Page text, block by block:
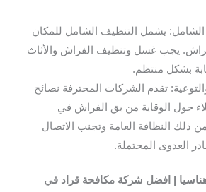
الشامل: يشمل التنظيف الشامل للمكان
يجب غسل وتنظيف الفراش والأثاث
بشكل منتظم.
والتوعية: تقدم الشركات المحترفة نصائح
حول الوقاية من بق الفراش في
ذلك النظافة العامة وتجنب الاتصال
العدوى المحتملة.
| افضل شركة مكافحة قراد في